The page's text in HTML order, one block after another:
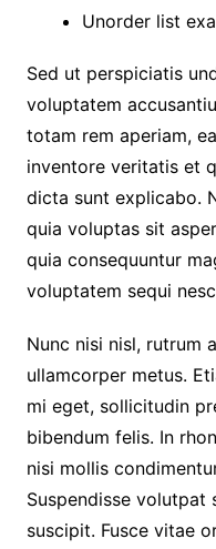
Unorder list
Sed ut perspiciatis
voluptatem
totam rem aperiam,
inventore veritatis et
dicta sunt explicabo.
quia voluptas sit
quia consequuntur
voluptatem sequi
Nunc nisi nisl, rutrum
ullamcorper metus.
mi eget, sollicitudin
bibendum felis. In
nisi mollis
Suspendisse volutpat
suscipit. Fusce vitae